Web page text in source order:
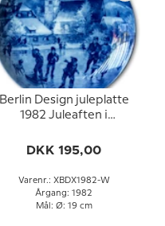
Berlin Design juleplatte
1982 Juleaften i
DKK 195,00
Varenr.: XBDX1982-W
Årgang: 1982
Mål: Ø: 19 cm